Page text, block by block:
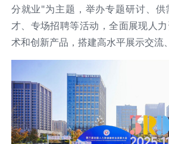
分就业"为主题，举办专题研讨、供
才、专场招聘等活动，全面展现人
术和创新产品，搭建高水平展示交流